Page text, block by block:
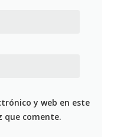
y web en este
que comente.